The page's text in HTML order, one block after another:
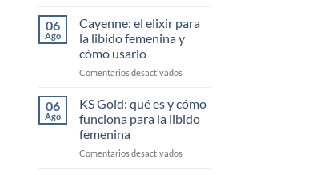
Diesel
Barato
06
Ago
Cayenne: el elixir para
la libido femenina y
cómo usarlo
Comentarios desactivadosen
el
elixir
para
libido
06
Ago
KS Gold: qué es y cómo
funciona para la libido
femenina
Comentarios desactivadosen